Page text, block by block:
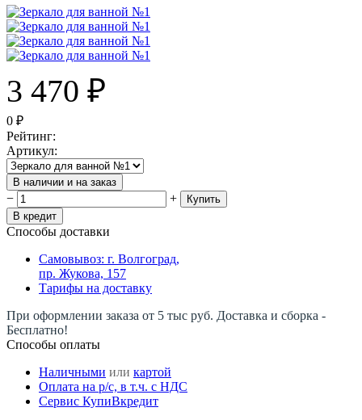
3 470 ₽
0 ₽
Рейтинг:
Артикул:
В наличии и на заказ
− +
Купить
В кредит
Способы доставки
Самовывоз: г. Волгоград,
пр. Жукова, 157
Тарифы на доставку
При оформлении заказа от 5 тыс руб. Доставка и сборка -
Бесплатно!
Способы оплаты
Наличными или картой
Оплата на р/c, в т.ч. с НДС
Сервис КупиВкредит